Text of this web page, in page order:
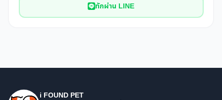
ทักผ่าน LINE
i FOUND PET